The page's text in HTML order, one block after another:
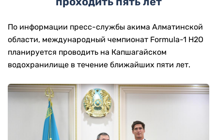
По информации пресс-службы акима Алматинской
области, международный чемпионат Formula-1 H2O
планируется проводить на Капшагайском
водохранилище в течение ближайших пяти лет.